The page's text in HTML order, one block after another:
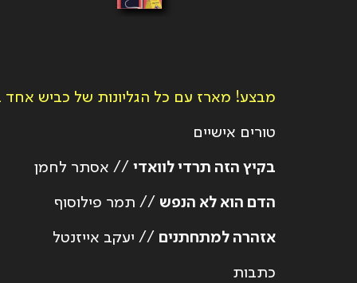
מבצע! מארז עם כל הגליונות של כביש אחד ב149 ש״ח בלבד. נותרו מארזים
טורים אישיים
בקיץ הזה תרדי לוואדי // אסתר לחמן
הדם הוא לא הנפש // תמר פילוסוף
אזהרה למתחתנים // יעקב אייזנטל
כתבות